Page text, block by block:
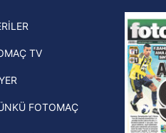
okumak ve sitemizde ilgili
şampiyonluk yüzüğü
Hernan Crespo, Meksika Ligi
ekiplerinden Atlas'ın yeni
direktörü oldu
TV
FOTOMAÇ